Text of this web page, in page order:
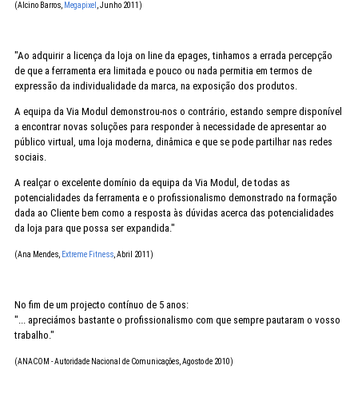
(Alcino Barros, Megapixel , Junho 2011)
"Ao adquirir a licença da loja on line da epages, tinhamos a errada percepção
de que a ferramenta era limitada e pouco ou nada permitia em termos de
expressão da individualidade da marca, na exposição dos produtos.
A equipa da Via Modul demonstrou-nos o contrário, estando sempre disponível
a encontrar novas soluções para responder à necessidade de apresentar ao
público virtual, uma loja moderna, dinâmica e que se pode partilhar nas redes
sociais.
A realçar o excelente domínio da equipa da Via Modul, de todas as
potencialidades da ferramenta e o profissionalismo demonstrado na formação
dada ao Cliente bem como a resposta às dúvidas acerca das potencialidades
da loja para que possa ser expandida."
(Ana Mendes, Extreme Fitness, Abril 2011)
No fim de um projecto contínuo de 5 anos:
"... apreciámos bastante o profissionalismo com que sempre pautaram o vosso
trabalho."
(ANACOM - Autoridade Nacional de Comunicações, Agosto de 2010)